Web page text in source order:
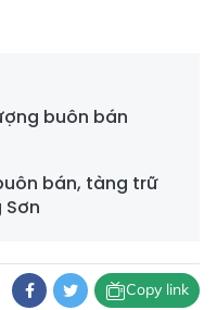
buôn bán
bán, tàng trữ
Sơn
Copy link